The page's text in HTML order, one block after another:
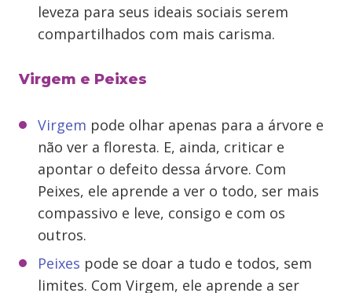
leveza para seus ideais sociais serem
compartilhados com mais carisma.
Virgem e Peixes
Virgem pode olhar apenas para a árvore e
não ver a floresta. E, ainda, criticar e
apontar o defeito dessa árvore. Com
Peixes, ele aprende a ver o todo, ser mais
compassivo e leve, consigo e com os
outros.
Peixes pode se doar a tudo e todos, sem
limites. Com Virgem, ele aprende a ser